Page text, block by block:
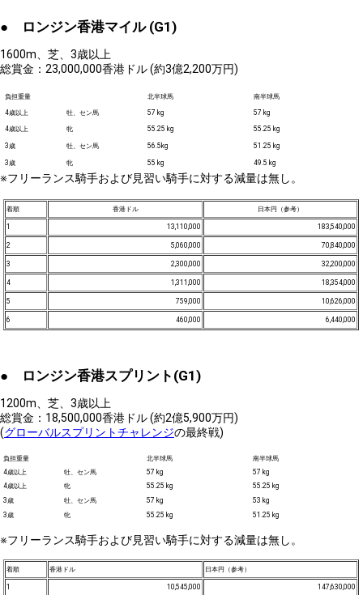
● ロンジン香港マイル (G1)
1600m、芝、3歳以上
総賞金：23,000,000香港ドル (約3億2,200万円)
負担重量 北半球馬
南半球馬
4歳以上
牡、セン馬 57 kg
57 kg
4歳以上
牝 55.25 kg 55.25 kg
3歳 牡、セン馬 56.5kg 51.25 kg
3歳 牝 55 kg 49.5 kg
※フリーランス騎手および見習い騎手に対する減量は無し。
着順 香港ドル 日本円（参考）
1 13,110,000 183,540,000
2 5,060,000 70,840,000
3 2,300,000 32,200,000
4 1,311,000 18,354,000
5 759,000 10,626,000
6 460,000 6,440,000
● ロンジン香港スプリント(G1)
1200m、芝、3歳以上
総賞金：18,500,000香港ドル (約2億5,900万円)
(グローバルスプリントチャレンジの最終戦)
負担重量 北半球馬
南半球馬
4歳以上
牡、セン馬 57 kg
57 kg
4歳以上
牝 55.25 kg
55.25 kg
3歳
牡、セン馬 57 kg
53 kg
3歳
牝 55.25 kg 51.25 kg
※フリーランス騎手および見習い騎手に対する減量は無し。
着順 香港ドル 日本円（参考）
1 10,545,000 147,630,000